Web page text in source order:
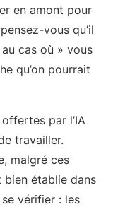
en amont pour
vous qu’il
cas où » vous
qu’on pourrait
par l’IA
travailler.
malgré ces
bien établie dans
vérifier : les